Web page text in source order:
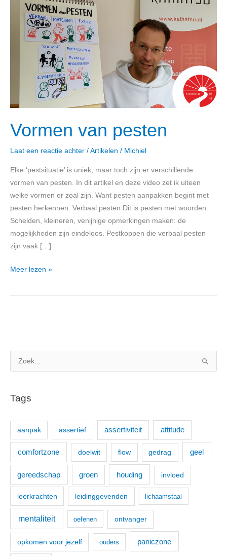
Vormen van pesten
Laat een reactie achter / Artikelen / Michiel
Elke ‘pestsituatie’ is uniek, maar toch zijn er verschillende
vormen van pesten. In dit artikel en deze video zet ik uiteen
welke vormen er zoal zijn. Want pesten aanpakken begint met
pesten herkennen. Verbaal pesten Dit is pesten met woorden.
Schelden, kleineren, venijnige opmerkingen maken: de
mogelijkheden zijn eindeloos. Pestkoppen die verbaal pesten
zijn vaak […]
pesten
Meer lezen »
Tags
aanpak assertief assertiviteit attitude
comfortzone doelwit flow gedrag geel
gereedschap groen houding invloed
leerkrachten leidinggevenden lichaamstaal
mentaliteit oefenen ontvanger
opkomen voor jezelf ouders paniczone